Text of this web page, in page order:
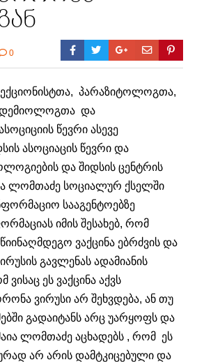
0
პარაზიტოლოგთა,
და
წევრი ასევე
ასოციაცის წევრი და
და შიდსის ცენტრის
ლომთაძე სოციალურ ქსელში
სააგენტოებზე
იმის შესახებ, რომ
ვაქცინა ებრძვის და
გავლენას ადამიანის
ეს ვაქცინა აქვს
ვირუსი არ შეხვდება, ან თუ
გადაიტანს არც უარყოფს და
ლომთაძე აცხადებს , რომ ეს
არ არის დამტკიცებული და